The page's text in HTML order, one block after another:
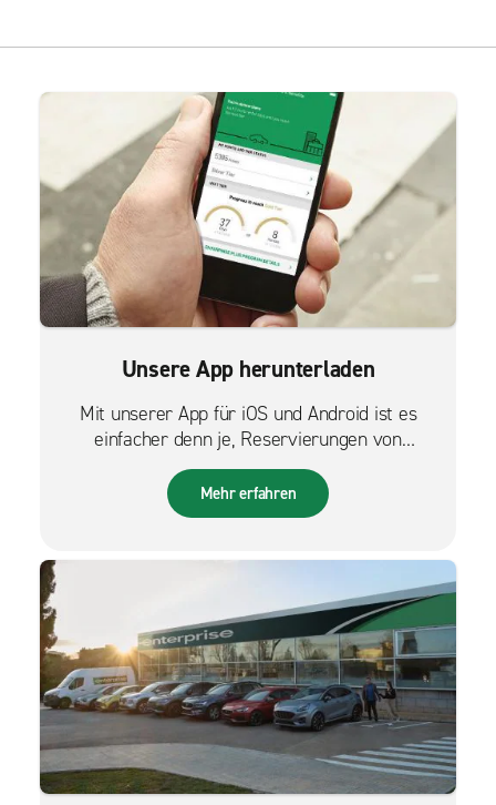
Unsere App herunterladen
Mit unserer App für iOS und Android ist es
einfacher denn je, Reservierungen von
unterwegs zu verwalten.
Mehr erfahren